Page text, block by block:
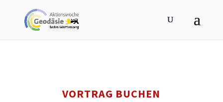
VORTRAG BUCHEN